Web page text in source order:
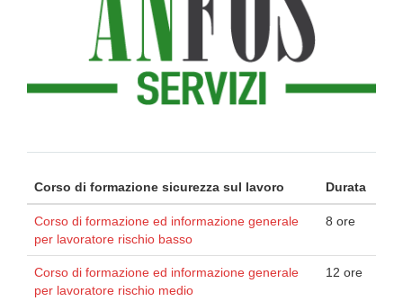
Corso di formazione sicurezza sul lavoro Durata
Corso di formazione ed informazione generale
per lavoratore rischio basso
8 ore
Corso di formazione ed informazione generale
per lavoratore rischio medio
12 ore